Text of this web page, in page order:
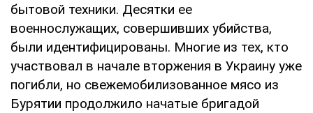
бытовой техники. Десятки ее
военнослужащих, совершивших убийства,
были идентифицированы. Многие из тех, кто
участвовал в начале вторжения в Украину уже
погибли, но свежемобилизованное мясо из
Бурятии продолжило начатые бригадой